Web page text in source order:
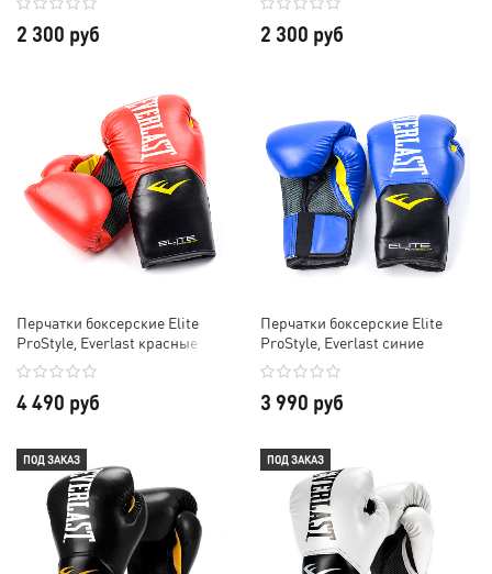
2 300 руб 2 300 руб
Перчатки боксерские Elite
ProStyle, Everlast красные
4 490 руб
Перчатки боксерские Elite
ProStyle, Everlast синие
3 990 руб
ПОД ЗАКАЗ ПОД ЗАКАЗ